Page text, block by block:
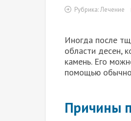
Рубрика:Лечение
Иногда после
области десен,
камень. Его
помощью
Причины